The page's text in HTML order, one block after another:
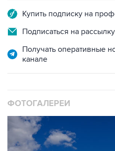
Купить подписку на
Подписаться на
Получать оперативные
канале
ФОТОГАЛЕРЕИ